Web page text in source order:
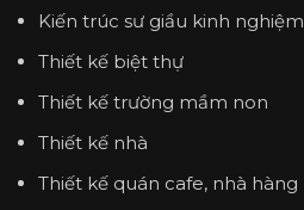
Kiến trúc sư giầu kinh nghiệm
Thiết kế biệt thự
Thiết kế trường mầm non
Thiết kế nhà
Thiết kế quán cafe, nhà hàng